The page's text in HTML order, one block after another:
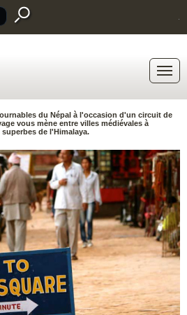
du Népal à l'occasion d'un circuit de
vous mène entre villes médiévales à
de l'Himalaya.